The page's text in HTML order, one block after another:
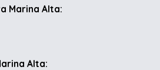
Marina Alta:
Alta: